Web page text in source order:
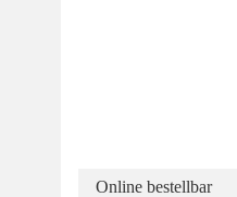
Online bestellbar